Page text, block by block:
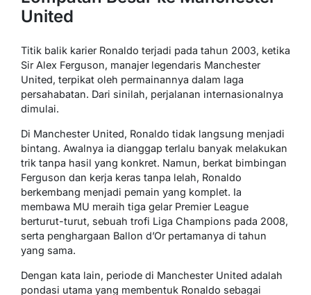
United
Titik balik karier Ronaldo terjadi pada tahun 2003, ketika
Sir Alex Ferguson, manajer legendaris Manchester
United, terpikat oleh permainannya dalam laga
persahabatan. Dari sinilah, perjalanan internasionalnya
dimulai.
Di Manchester United, Ronaldo tidak langsung menjadi
bintang. Awalnya ia dianggap terlalu banyak melakukan
trik tanpa hasil yang konkret. Namun, berkat bimbingan
Ferguson dan kerja keras tanpa lelah, Ronaldo
berkembang menjadi pemain yang komplet. Ia
membawa MU meraih tiga gelar Premier League
berturut-turut, sebuah trofi Liga Champions pada 2008,
serta penghargaan Ballon d’Or pertamanya di tahun
yang sama.
Dengan kata lain, periode di Manchester United adalah
pondasi utama yang membentuk Ronaldo sebagai